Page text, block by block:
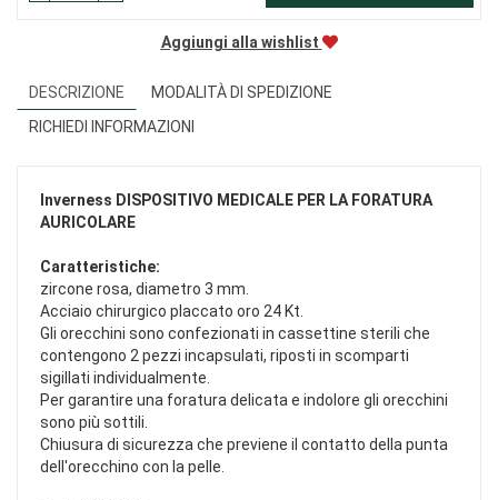
Aggiungi alla wishlist
DESCRIZIONE
MODALITÀ DI SPEDIZIONE
RICHIEDI INFORMAZIONI
Inverness DISPOSITIVO MEDICALE PER LA FORATURA
AURICOLARE
Caratteristiche:
zircone rosa, diametro 3 mm.
Acciaio chirurgico placcato oro 24 Kt.
Gli orecchini sono confezionati in cassettine sterili che
contengono 2 pezzi incapsulati, riposti in scomparti
sigillati individualmente.
Per garantire una foratura delicata e indolore gli orecchini
sono più sottili.
Chiusura di sicurezza che previene il contatto della punta
dell'orecchino con la pelle.